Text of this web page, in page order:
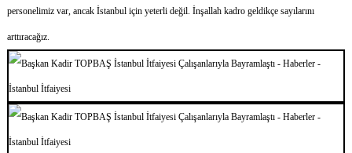
personelimiz var, ancak İstanbul için yeterli değil. İnşallah kadro geldikçe sayılarını
arttıracağız.